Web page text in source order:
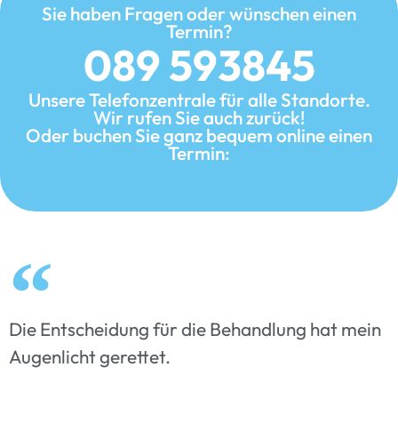
Sie haben Fragen oder wünschen einen
Termin?
089 593845
Unsere Telefonzentrale für alle Standorte.
Wir rufen Sie auch zurück!
Oder buchen Sie ganz bequem online einen
Termin:
Die Entscheidung für die Behandlung hat mein
Augenlicht gerettet.